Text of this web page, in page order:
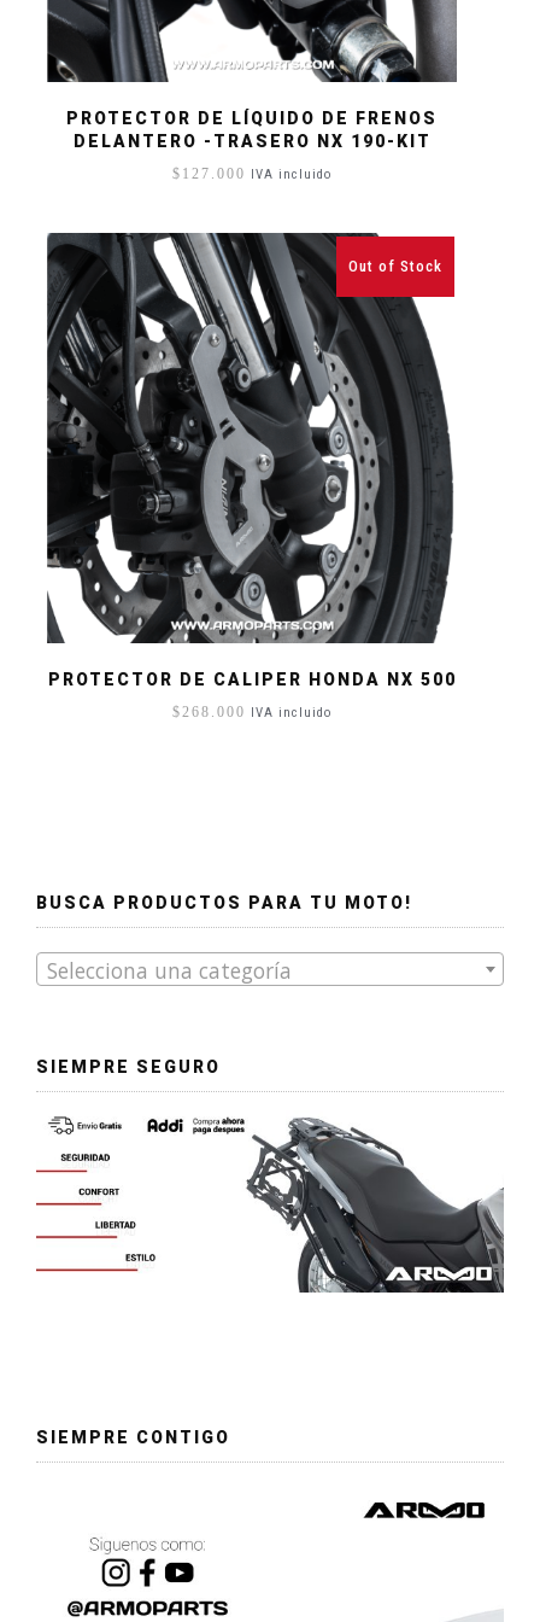
PROTECTOR DE LÍQUIDO DE FRENOS
DELANTERO -TRASERO NX 190-KIT
$ 127.000 IVA incluido
PROTECTOR DE CALIPER HONDA NX 500
$268.000 IVA incluido
Out of Stock
BUSCA PRODUCTOS PARA TU MOTO!
Selecciona una categoría
SIEMPRE SEGURO
SIEMPRE CONTIGO